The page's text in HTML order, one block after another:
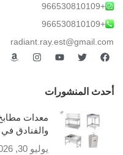
+966530810109
+966530810109
radiant.ray.est@gmail.com
أحدث المنشورات
معدات
والفنادق
يوليو 30, 2026